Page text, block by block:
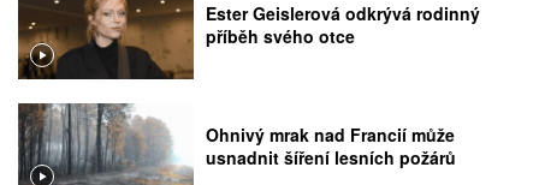
Ester Geislerová odkrývá rodinný
příběh svého otce
Ohnivý mrak nad Francií může
usnadnit šíření lesních požárů